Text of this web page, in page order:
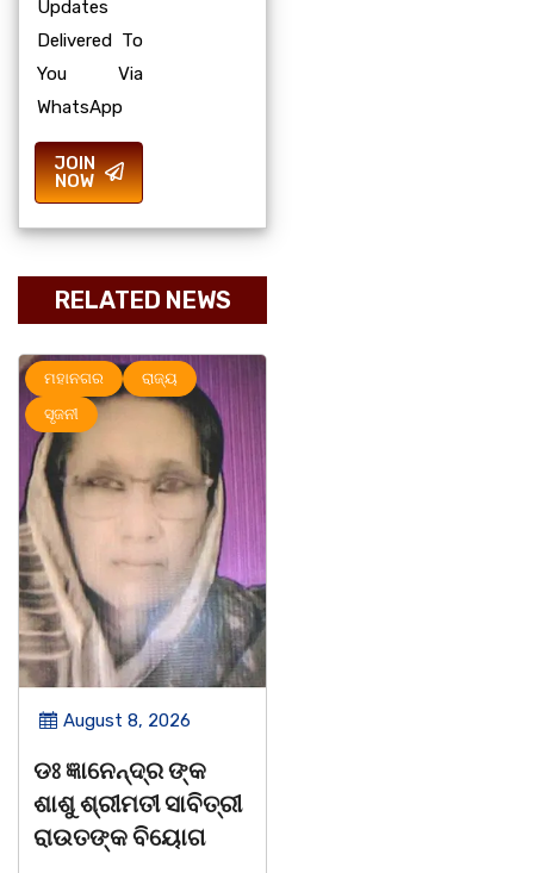
Updates
Delivered To
You Via
WhatsApp
JOIN
NOW
RELATED NEWS
ମହାନଗର ରାଜ୍ୟ
August 8, 2026
ବନ୍ୟା ବିପନ୍ନଙ୍କୁ
ଶୁଖିଲା ଖାଦ୍ୟ ବଣ୍ଟନ
07/08/26 ବନ୍ୟା ବିପନ୍ନଙ୍କ